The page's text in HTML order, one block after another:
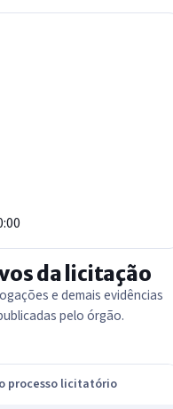
da licitação
e demais evidências
pelo órgão.
processo licitatório